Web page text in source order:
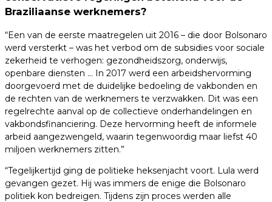
Braziliaanse werknemers?
“Een van de eerste maatregelen uit 2016 – die door Bolsonaro
werd versterkt – was het verbod om de subsidies voor sociale
zekerheid te verhogen: gezondheidszorg, onderwijs,
openbare diensten … In 2017 werd een arbeidshervorming
doorgevoerd met de duidelijke bedoeling de vakbonden en
de rechten van de werknemers te verzwakken. Dit was een
regelrechte aanval op de collectieve onderhandelingen en
vakbondsfinanciering. Deze hervorming heeft de informele
arbeid aangezwengeld, waarin tegenwoordig maar liefst 40
miljoen werknemers zitten.”
“Tegelijkertijd ging de politieke heksenjacht voort. Lula werd
gevangen gezet. Hij was immers de enige die Bolsonaro
politiek kon bedreigen. Tijdens zijn proces werden alle